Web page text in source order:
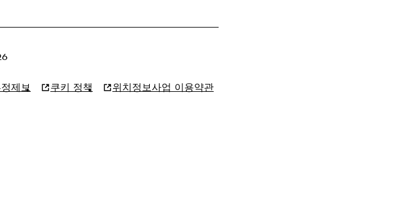
제보 쿠키 정책 위치정보사업 이용약관